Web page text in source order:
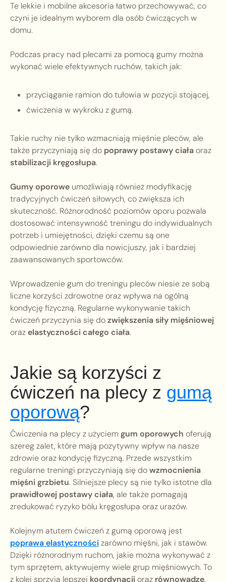
Te lekkie i mobilne akcesoria łatwo przechowywać, co
czyni je idealnym wyborem dla osób ćwiczących w
domu.
Podczas pracy nad plecami za pomocą gumy można
wykonać wiele efektywnych ruchów, takich jak:
przyciąganie ramion do tułowia w pozycji stojącej,
ćwiczenia w wykroku z gumą.
Takie ruchy nie tylko wzmacniają mięśnie pleców, ale
także przyczyniają się do poprawy postawy ciałaoraz
stabilizacji kręgosłupa.
Gumy oporowe umożliwiają również modyfikację
tradycyjnych ćwiczeń siłowych, co zwiększa ich
skuteczność. Różnorodność poziomów oporu pozwala
dostosować intensywność treningu do indywidualnych
potrzeb i umiejętności, dzięki czemu są one
odpowiednie zarówno dla nowicjuszy, jak i bardziej
zaawansowanych sportowców.
Wprowadzenie gum do treningu pleców niesie ze sobą
liczne korzyści zdrowotne oraz wpływa na ogólną
kondycję fizyczną. Regularne wykonywanie takich
ćwiczeń przyczynia się dozwiększenia siły mięśniowej
orazelastyczności całego ciała.
Jakie są korzyści z
ćwiczeń na plecy z gumą
oporową?
Ćwiczenia na plecy z użyciem gum oporowych oferują
szereg zalet, które mają pozytywny wpływ na nasze
zdrowie oraz kondycję fizyczną. Przede wszystkim
regularne treningi przyczyniają się dowzmocnienia
mięśni grzbietu. Silniejsze plecy są nie tylko istotne dla
prawidłowej postawy ciała, ale także pomagają
zredukować ryzyko bólu kręgosłupa oraz urazów.
Kolejnym atutem ćwiczeń z gumą oporową jest
poprawa elastycznościzarówno mięśni, jak i stawów.
Dzięki różnorodnym ruchom, jakie można wykonywać z
tym sprzętem, aktywujemy wiele grup mięśniowych. To
z kolei sprzyja lepszej koordynacjioraz równowadze.